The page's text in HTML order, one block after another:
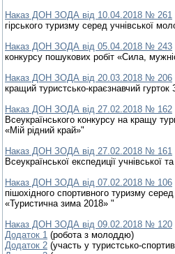
Наказ ДОН ЗОДА від 10.04.2018 № 261
гірського туризму серед учнівської
Наказ ДОН ЗОДА від 05.04.2018 № 243
конкурсу пошукових робіт «Сила,
Наказ ДОН ЗОДА від 20.03.2018 № 206
кращий туристсько-краєзнавчий гурток
Наказ ДОН ЗОДА від 27.02.2018 № 162
Всеукраїнського конкурсу на кращу
«Мій рідний край»"
Наказ ДОН ЗОДА від 27.02.2018 № 161
Всеукраїнської експедиції
Наказ ДОН ЗОДА від 07.02.2018 № 106
пішохідного спортивного туризму
«Туристична зима 2018» "
Наказ ДОН ЗОДА від 09.02.2018 № 120
Додаток 1 (робота з молоддю)
Додаток 2 (участь у туристсько-